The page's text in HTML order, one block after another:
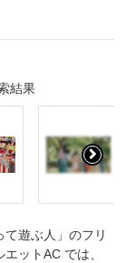
結果
遊ぶ人」のフリ
ットAC では、